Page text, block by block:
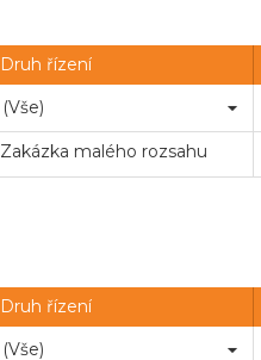
Druh řízení
Zakázka malého rozsahu
Druh řízení